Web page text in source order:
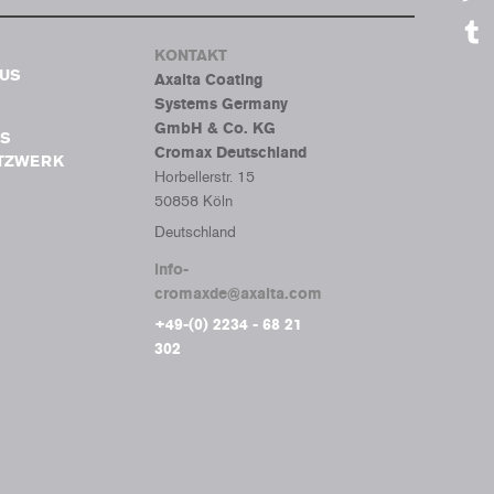
KONTAKT
Axalta Coating
Systems Germany
GmbH & Co. KG
Cromax Deutschland
Horbellerstr. 15
50858 Köln
Deutschland
info-
cromaxde@axalta.com
+49-(0) 2234 - 68 21
302